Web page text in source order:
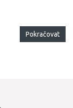
Pokračovat